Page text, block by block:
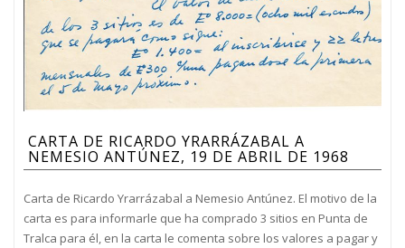
CARTA DE RICARDO YRARRÁZABAL A
NEMESIO ANTÚNEZ, 19 DE ABRIL DE 1968
Carta de Ricardo Yrarrázabal a Nemesio Antúnez. El motivo de la
carta es para informarle que ha comprado 3 sitios en Punta de
Tralca para él, en la carta le comenta sobre los valores a pagar y